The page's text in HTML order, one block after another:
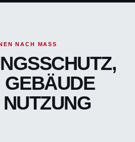
NACH MASS
GEBÄUDE